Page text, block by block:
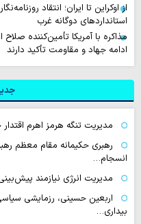
از اوکراین تا ایران؛ انتقاد
استانداردهای دوگانه غرب
مذاکره با آمریکا تأمین‌کننده
ادامه جهاد و مقاومت تأکید دارند
مدیریت تنگه هرمز اهرم
رهبری حکیمانه مقام معظم
انسجام…
مدیریت انرژی نیازمند
اربعین حسینی، رزمایشی
بیداری…